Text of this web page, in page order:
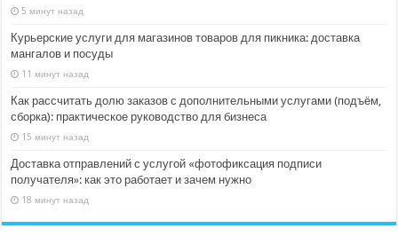
5 минут назад
Курьерские услуги для магазинов товаров для пикника: доставка
мангалов и посуды
11 минут назад
Как рассчитать долю заказов с дополнительными услугами (подъём,
сборка): практическое руководство для бизнеса
15 минут назад
Доставка отправлений с услугой «фотофиксация подписи
получателя»: как это работает и зачем нужно
18 минут назад